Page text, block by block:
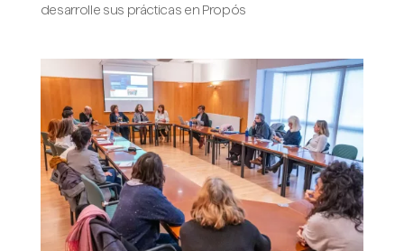
desarrolle sus prácticas en Propós